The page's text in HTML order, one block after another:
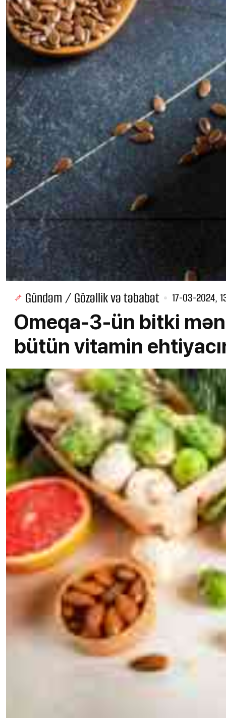
Gündəm / Gözəllik və təbabət 17-03-2024,
Omeqa-3-ün bitki
bütün vitamin